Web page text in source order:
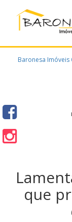
Baronesa Imóveis
que